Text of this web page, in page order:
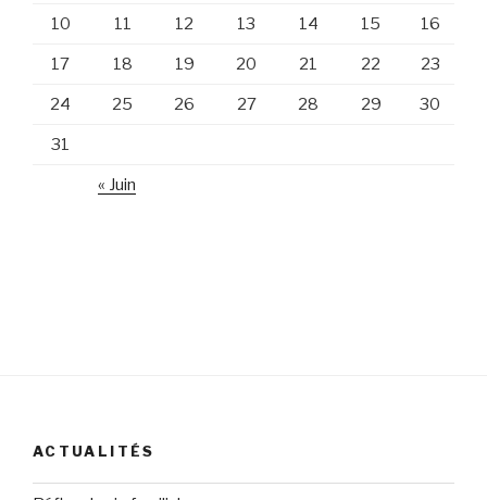
10 11 12 13 14 15 16
17 18 19 20 21 22 23
24 25 26 27 28 29 30
31
« Juin
ACTUALITÉS